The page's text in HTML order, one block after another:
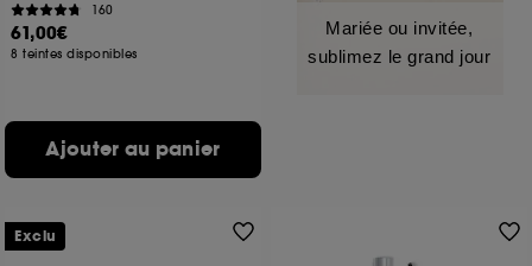
160
61,00€
8 teintes disponibles
Ajouter au panier
Mariée ou invitée,
sublimez le grand jour
Exclu